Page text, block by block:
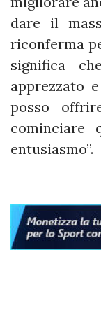
dare il
riconferma
significa
apprezzato
posso
cominciare
entusiasmo”.